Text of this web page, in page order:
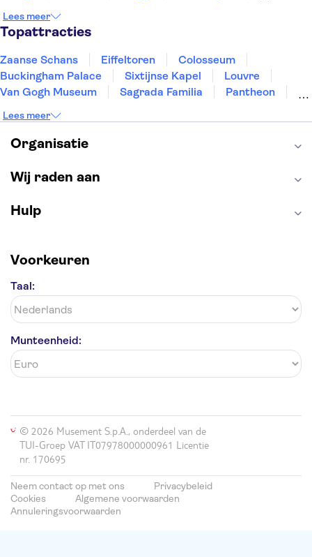
Eindhoven
Lees meer
Topattracties
Zaanse Schans Eiffeltoren
Colosseum
Buckingham Palace
Sixtijnse Kapel
Louvre
Van Gogh Museum
Sagrada Familia
Pantheon
Keukenhof
ARTIS
Edinburgh Castle
Alcatraz
Park Güell
Lees meer
Organisatie
Wij raden aan
Hulp
Voorkeuren
Taal:
Munteenheid:
© 2026 Musement S.p.A., onderdeel van de
TUI-Groep VAT IT07978000000961 Licentie
nr. 170695
Neem contact op met ons
Privacybeleid
Cookies
Algemene voorwaarden
Annuleringsvoorwaarden